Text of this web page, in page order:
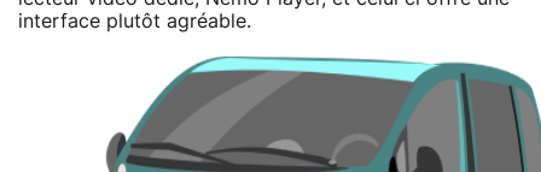
interface plutôt agréable.